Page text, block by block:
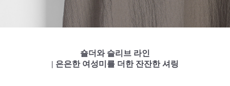
숄더와 슬리브 라인
| 은은한 여성미를 더한 잔잔한 셔링